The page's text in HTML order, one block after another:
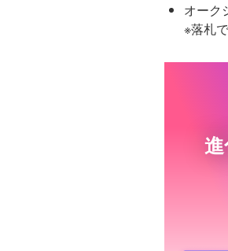
オーク
※落札